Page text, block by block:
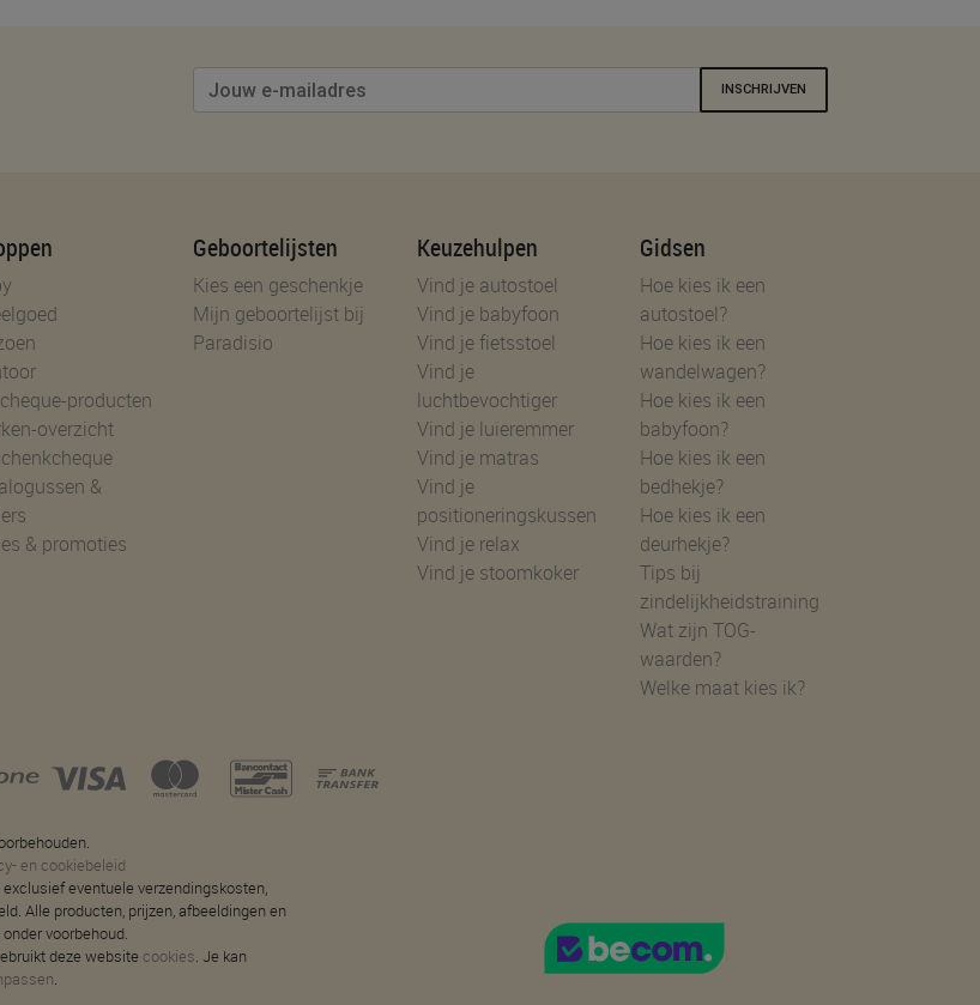
INSCHRIJVEN
producten
overzicht
&
& promoties
Geboortelijsten
Kies een geschenkje
Mijn geboortelijst bij
Paradisio
Keuzehulpen
Vind je autostoel
Vind je babyfoon
Vind je fietsstoel
Vind je
luchtbevochtiger
Vind je luieremmer
Vind je matras
Vind je
positioneringskussen
Vind je relax
Vind je stoomkoker
Gidsen
Hoe kies ik een
autostoel?
Hoe kies ik een
wandelwagen?
Hoe kies ik een
babyfoon?
Hoe kies ik een
bedhekje?
Hoe kies ik een
deurhekje?
Tips bij
zindelijkheidstraining
Wat zijn TOG-
waarden?
Welke maat kies ik?
en cookiebeleid
eventuele verzendingskosten,
Alle producten, prijzen, afbeeldingen en
voorbehoud.
deze website cookies. Je kan
.